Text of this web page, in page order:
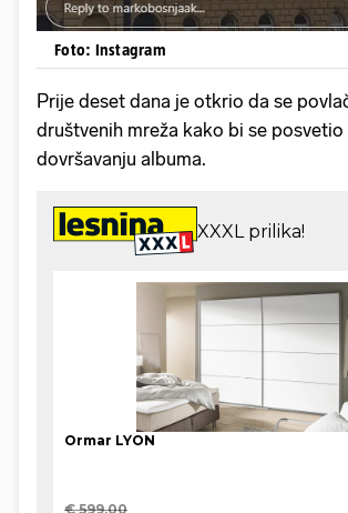
Foto: Instagram
Prije deset dana je otkrio da se
društvenih mreža kako bi se
dovršavanju albuma.